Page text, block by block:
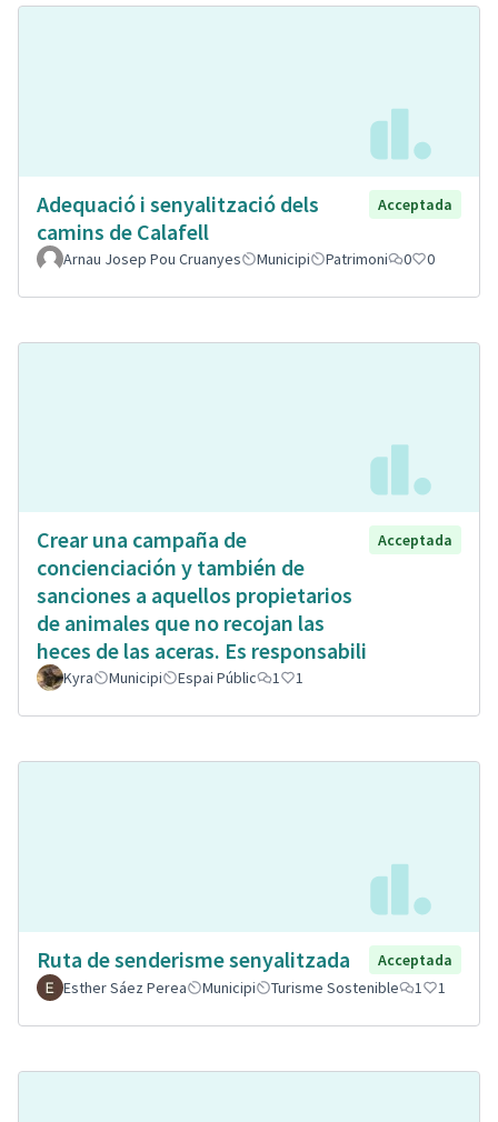
Adequació i senyalització dels
camins de Calafell
Acceptada
Arnau Josep Pou Cruanyes Municipi Patrimoni 0 0
Crear una campaña de
concienciación y también de
sanciones a aquellos propietarios
de animales que no recojan las
heces de las aceras. Es responsabili
Acceptada
Kyra Municipi Espai Públic 1 1
Ruta de senderisme senyalitzada
Acceptada
Esther Sáez Perea
Municipi Turisme Sostenible 1 1